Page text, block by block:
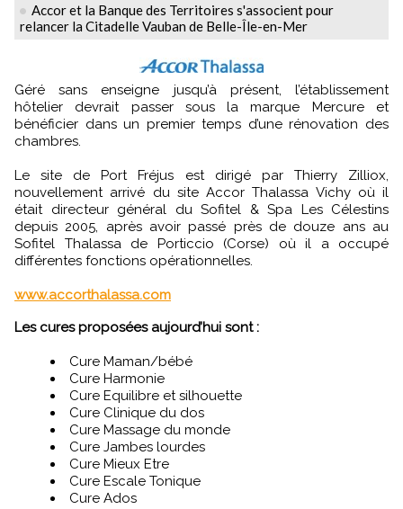
Accor et la Banque des Territoires s'associent pour
relancer la Citadelle Vauban de Belle-Île-en-Mer
Géré sans enseigne jusqu’à présent, l’établissement
hôtelier devrait passer sous la marque Mercure et
bénéficier dans un premier temps d’une rénovation des
chambres.
Le site de Port Fréjus est dirigé par Thierry Zilliox,
nouvellement arrivé du site Accor Thalassa Vichy où il
était directeur général du Sofitel & Spa Les Célestins
depuis 2005, après avoir passé près de douze ans au
Sofitel Thalassa de Porticcio (Corse) où il a occupé
différentes fonctions opérationnelles.
www.accorthalassa.com
Les cures proposées aujourd’hui sont :
Cure Maman/bébé
Cure Harmonie
Cure Equilibre et silhouette
Cure Clinique du dos
Cure Massage du monde
Cure Jambes lourdes
Cure Mieux Etre
Cure Escale Tonique
Cure Ados